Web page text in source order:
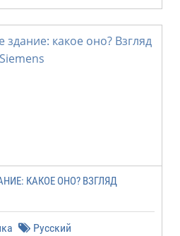
КАКОЕ ОНО? ВЗГЛЯД
Русский